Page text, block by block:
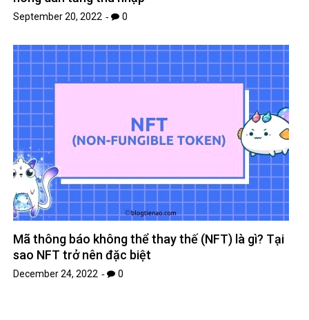
September 20, 2022 0
Mã thông báo không thể thay thế (NFT) là gì? Tại
sao NFT trở nên đặc biệt
December 24, 2022 0